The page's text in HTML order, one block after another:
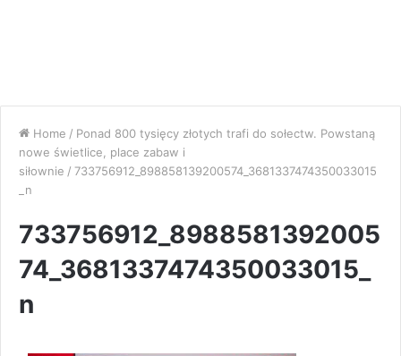
Home / Ponad 800 tysięcy złotych trafi do sołectw. Powstaną
nowe świetlice, place zabaw i
siłownie / 733756912_898858139200574_3681337474350033015
_n
733756912_8988581392005
74_3681337474350033015_
n